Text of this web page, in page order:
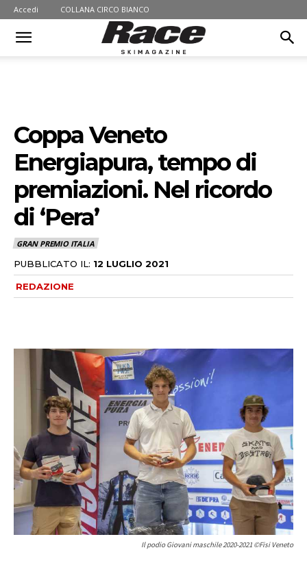
Accedi COLLANA CIRCO BIANCO
Coppa Veneto
Energiapura, tempo di
premiazioni. Nel ricordo
di ‘Pera’
GRAN PREMIO ITALIA
PUBBLICATO IL: 12 LUGLIO 2021
REDAZIONE
Il podio Giovani maschile 2020-2021 ©Fisi Veneto